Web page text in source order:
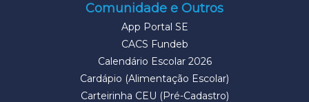
Comunidade e Outros
App Portal SE
CACS Fundeb
Calendário Escolar 2026
Cardápio (Alimentação Escolar)
Carteirinha CEU (Pré-Cadastro)